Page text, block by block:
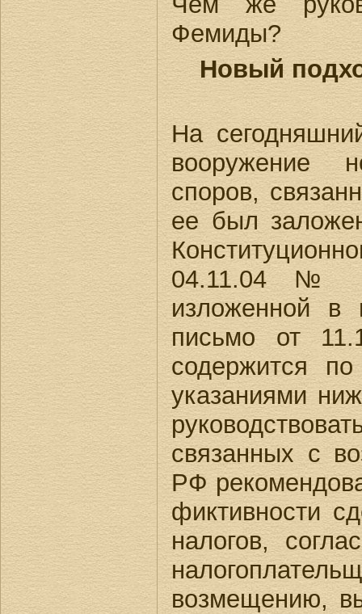
Фемиды?
Новый
На
вооружение
споров,
ее был
04.11.04 №
изложенной в
письмо от
содержится
указаниями
связанных с
РФ
фиктивности
налогов,
возмещению,